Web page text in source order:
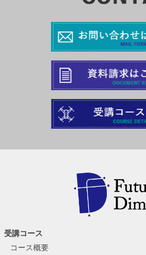
受講コース
コース概要